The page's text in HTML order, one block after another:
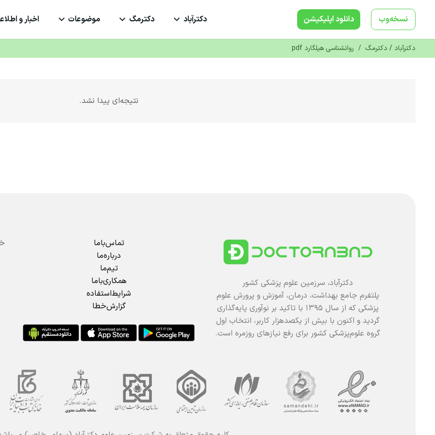
نسخه‌وب دانلود‌ اپلیکیشن دکترآباد دکترمگ موضوعات اخبار و
دکترآباد / دکترمگ / روانشناسی هیلگارد pdf
نتیجه‌ای پیدا نشد.
دکترآباد، سرزمین علوم پزشکی کشور
پلتفرم جامع بهداشت، درمان، آموزش و پرورش علوم
پزشکی که از سال ۱۳۹۵ با تاکید بر نوآوری پایه‌گذاری
گردید و اکنون با بیش از یکصدهزار کاربر، انتخاب اول
گروه علوم‌پزشکی کشور برای رفع نیازهای روزمره است.
تماس‌باما
درباره‌ما
تیم‌ما
همکاری‌باما
شرایط‌استفاده
گزارش‌خطا